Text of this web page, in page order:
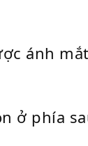
ánh
ở phía